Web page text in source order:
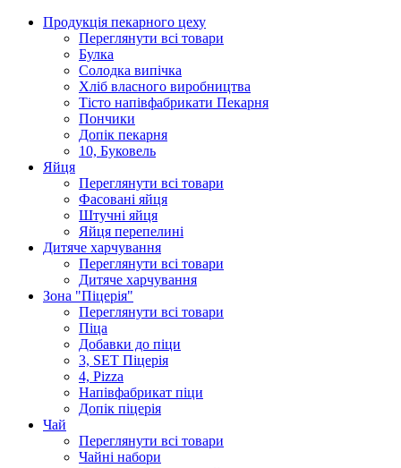
Продукцiя пекарного цеху
Переглянути всі товари
Булка
Солодка випiчка
Хлiб власного виробництва
Тiсто напiвфабрикати Пекарня
Пончики
Допік пекарня
10, Буковель
Яйця
Переглянути всі товари
Фасовані яйця
Штучні яйця
Яйця перепелині
Дитяче харчування
Переглянути всі товари
Дитяче харчування
Зона "Піцерія"
Переглянути всі товари
Піца
Добавки до піци
3, SET Піцерія
4, Pizza
Напівфабрикат піци
Допік піцерія
Чай
Переглянути всі товари
Чайні набори